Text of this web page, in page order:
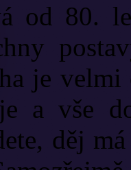
od 80.
je velmi
a vše
děj